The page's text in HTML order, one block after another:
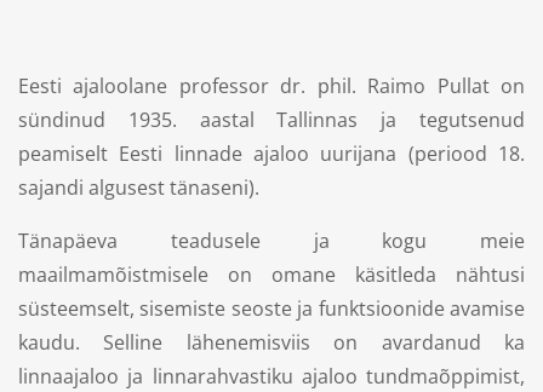
Eesti ajaloolane professor dr. phil. Raimo Pullat on
sündinud 1935. aastal Tallinnas ja tegutsenud
peamiselt Eesti linnade ajaloo uurijana (periood 18.
sajandi algusest tänaseni).
Tänapäeva teadusele ja kogu meie
maailmamõistmisele on omane käsitleda nähtusi
süsteemselt, sisemiste seoste ja funktsioonide avamise
kaudu. Selline lähenemisviis on avardanud ka
linnaajaloo ja linnarahvastiku ajaloo tundmaõppimist,